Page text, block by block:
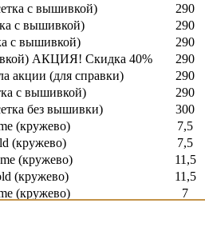
с вышивкой)
290
с вышивкой)
290
с вышивкой)
290
АКЦИЯ! Скидка 40%
290
акции (для справки)
290
с вышивкой)
290
без вышивки)
300
(кружево)
7,5
(кружево)
7,5
(кружево)
11,5
(кружево)
11,5
(кружево)
7